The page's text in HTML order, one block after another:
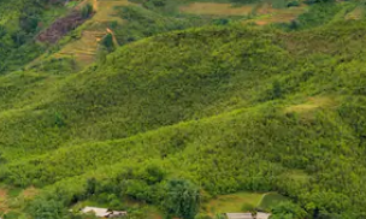
para cima e para baixo do teclado ou